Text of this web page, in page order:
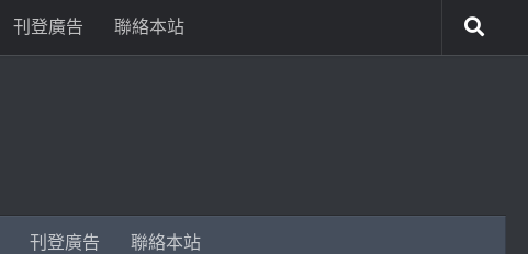
刊登廣告 聯絡本站
刊登廣告 聯絡本站